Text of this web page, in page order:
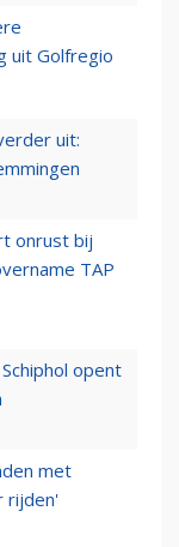
uit Golfregio
uit:
onrust bij
TAP
opent
met
rijden'